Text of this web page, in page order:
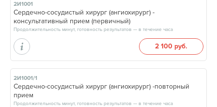
2И1001
Сердечно-сосудистый хирург (ангиохирург) -
консультативный прием (первичный)
Продолжительность минут, готовность результатов — в течение часа
2 100 руб.
2И1001/1
Сердечно-сосудистый хирург (ангиохирург) -повторный
прием
Продолжительность минут, готовность результатов — в течение часа